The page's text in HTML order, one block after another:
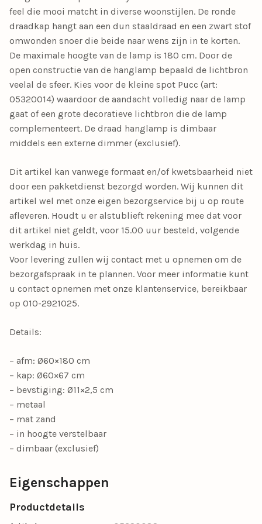
feel die mooi matcht in diverse woonstijlen. De ronde
draadkap hangt aan een dun staaldraad en een zwart stof
omwonden snoer die beide naar wens zijn in te korten.
De maximale hoogte van de lamp is 180 cm. Door de
open constructie van de hanglamp bepaald de lichtbron
veelal de sfeer. Kies voor de kleine spot Pucc (art:
05320014) waardoor de aandacht volledig naar de lamp
gaat of een grote decoratieve lichtbron die de lamp
complementeert. De draad hanglamp is dimbaar
middels een externe dimmer (exclusief).
Dit artikel kan vanwege formaat en/of kwetsbaarheid niet
door een pakketdienst bezorgd worden. Wij kunnen dit
artikel wel met onze eigen bezorgservice bij u op route
afleveren. Houdt u er alstublieft rekening mee dat voor
dit artikel niet geldt, voor 15.00 uur besteld, volgende
werkdag in huis.
Voor levering zullen wij contact met u opnemen om de
bezorgafspraak in te plannen. Voor meer informatie kunt
u contact opnemen met onze klantenservice, bereikbaar
op 010-2921025.
Details:
– afm: Ø60×180 cm
– kap: Ø60×67 cm
– bevstiging: Ø11×2,5 cm
– metaal
– mat zand
– in hoogte verstelbaar
– dimbaar (exclusief)
Eigenschappen
Productdetails